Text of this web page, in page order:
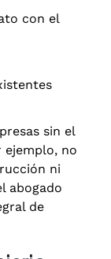
con el
sin el
ejemplo, no
ni
abogado
de